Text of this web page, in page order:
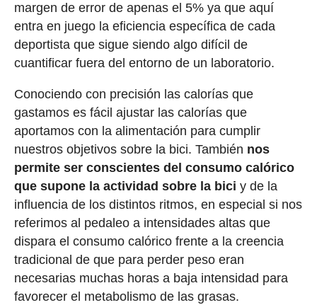
margen de error de apenas el 5% ya que aquí
entra en juego la eficiencia específica de cada
deportista que sigue siendo algo difícil de
cuantificar fuera del entorno de un laboratorio.
Conociendo con precisión las calorías que
gastamos es fácil ajustar las calorías que
aportamos con la alimentación para cumplir
nuestros objetivos sobre la bici. También nos
permite ser conscientes del consumo calórico
que supone la actividad sobre la bici y de la
influencia de los distintos ritmos, en especial si nos
referimos al pedaleo a intensidades altas que
dispara el consumo calórico frente a la creencia
tradicional de que para perder peso eran
necesarias muchas horas a baja intensidad para
favorecer el metabolismo de las grasas.